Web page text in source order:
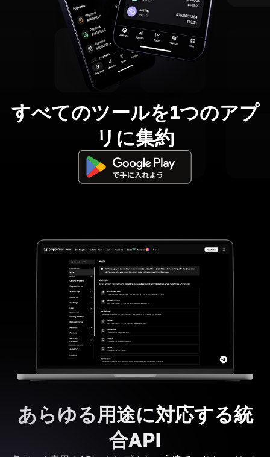
すべてのツールを1つのアプ
リに集約
あらゆる用途に対応する統
合API